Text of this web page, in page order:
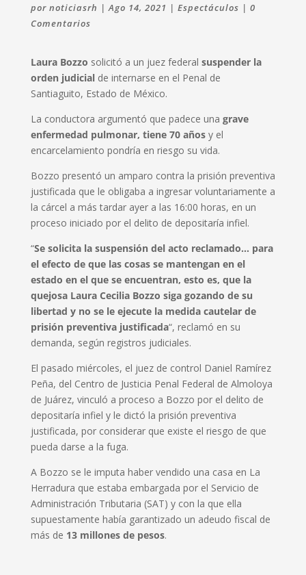
por noticiasrh | Ago 14, 2021 | Espectáculos | 0
Comentarios
Laura Bozzo solicitó a un juez federal suspender la
orden judicialde internarse en el Penal de
Santiaguito, Estado de México.
La conductora argumentó que padece una grave
enfermedad pulmonar, tiene 70 añosy el
encarcelamiento pondría en riesgo su vida.
Bozzo presentó un amparo contra la prisión preventiva
justificada que le obligaba a ingresar voluntariamente a
la cárcel a más tardar ayer a las 16:00 horas, en un
proceso iniciado por el delito de depositaría infiel.
“Se solicita la suspensión del acto reclamado… para
el efecto de que las cosas se mantengan en el
estado en el que se encuentran, esto es, que la
quejosa Laura Cecilia Bozzo siga gozando de su
libertad y no se le ejecute la medida cautelar de
prisión preventiva justificada“, reclamó en su
demanda, según registros judiciales.
El pasado miércoles, el juez de control Daniel Ramírez
Peña, del Centro de Justicia Penal Federal de Almoloya
de Juárez, vinculó a proceso a Bozzo por el delito de
depositaría infiel y le dictó la prisión preventiva
justificada, por considerar que existe el riesgo de que
pueda darse a la fuga.
A Bozzo se le imputa haber vendido una casa en La
Herradura que estaba embargada por el Servicio de
Administración Tributaria (SAT) y con la que ella
supuestamente había garantizado un adeudo fiscal de
más de 13 millones de pesos.